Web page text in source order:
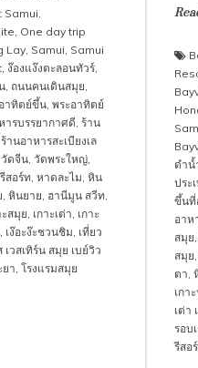
Samui,
, One day trip
Lay, Samui, Samui
, ง๊องแง๊งตะลอนทัวร์,
, ถนนคนเดินสมุย,
าทิตย์ขึ้น, พระอาทิตย์
ารบรรยากาศดี, ร้าน
ร้านอาหารสะเบียงเล
วัดจีน, วัดพระใหญ่,
สอร์ท, หาดละไม, หิน
, หินยาย, ฮานีมูน สวีท,
ะสมุย, เกาะเต่า, เกาะ
, เง๊อะง๊ะชวนชิม, เที่ยว
เวสเทิร์น สมุย เบย์วิว
ยา, โรงแรมสมุย
ดำน้
ประ
ขึ้นที่
อาห
สมุย
สมุย,
ตา,
เกา
เต่า
รอบ
รีสอ